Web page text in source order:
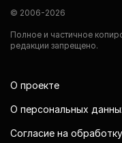
© 2006-2026
Полное и частичное
редакции запрещено.
О проекте
О персональных
Согласие на